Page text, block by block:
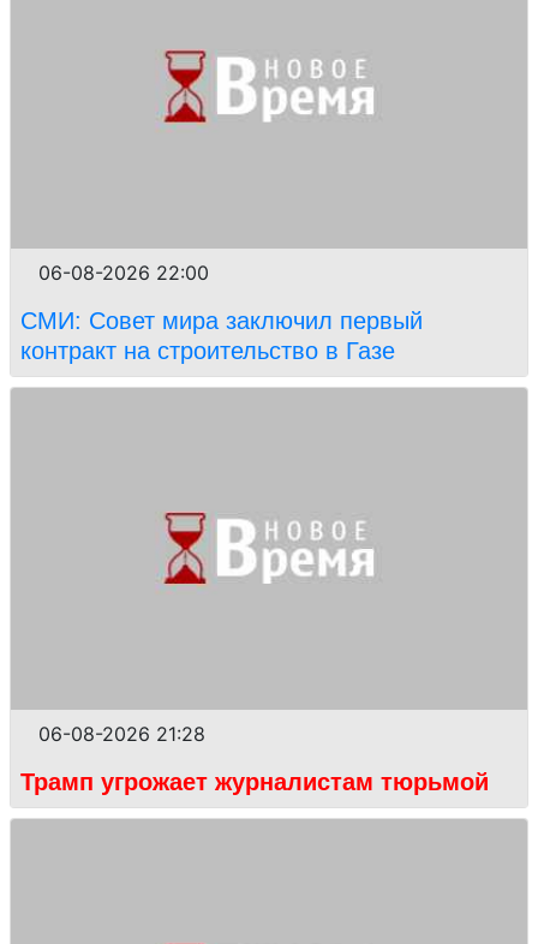
06-08-2026 22:00
СМИ: Совет мира заключил первый
контракт на строительство в Газе
06-08-2026 21:28
Трамп угрожает журналистам тюрьмой